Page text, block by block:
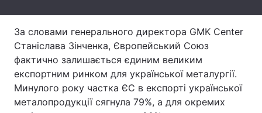
Тема оформлення
За словами генерального директора GMK Center
Станіслава Зінченка, Європейський Союз
фактично залишається єдиним великим
експортним ринком для української металургії.
Минулого року частка ЄС в експорті української
металопродукції сягнула 79%, а для окремих